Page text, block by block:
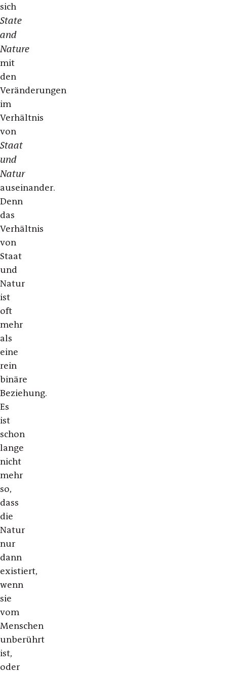
sich
State
and
Nature
mit
den
Veränderungen
im
Verhältnis
von
Staat
und
Natur
auseinander.
Denn
das
Verhältnis
von
Staat
und
Natur
ist
oft
mehr
als
eine
rein
binäre
Beziehung.
Es
ist
schon
lange
nicht
mehr
so,
dass
die
Natur
nur
dann
existiert,
wenn
sie
vom
Menschen
unberührt
ist,
oder